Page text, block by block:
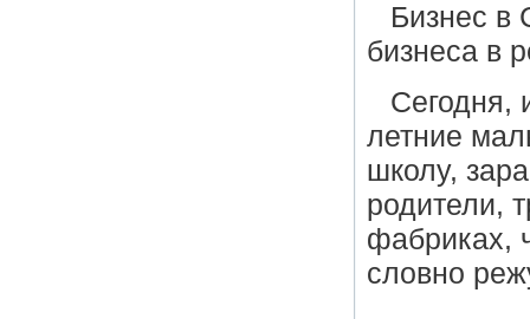
Бизнес в
бизнеса в
Сегодня,
летние
школу,
родители,
фабриках,
словно